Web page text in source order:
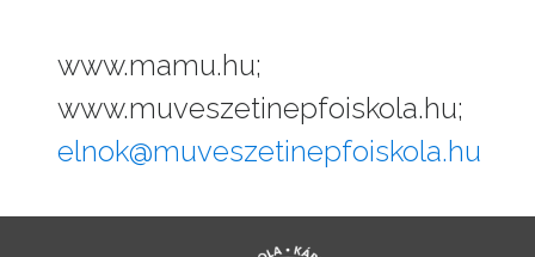
www.mamu.hu;
www.muveszetinepfoiskola.hu;
elnok@muveszetinepfoiskola.hu